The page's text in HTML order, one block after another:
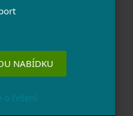
NABÍDKU
o řešení